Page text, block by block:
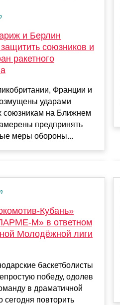
и Берлин
союзников и
ракетного
Франции и
ударами
союзникам на Ближнем
предпринять
меры обороны...
Кубань»
М» в ответном
Молодёжной лиги
баскетболисты
победу, одолев
в драматичной
сегодня повторить